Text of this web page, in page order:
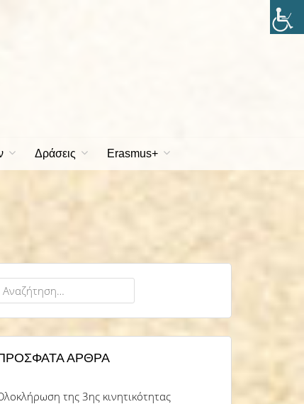
Δράσεις Erasmus+
Αναζήτηση
ΆΡΘΡΑ
της 3ης κινητικότητας